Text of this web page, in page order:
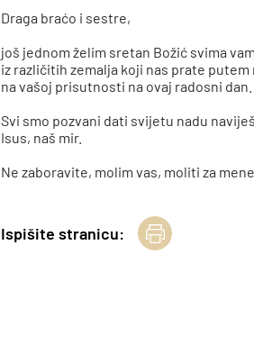
Draga braćo i sestre,
još jednom želim sretan Božić svima
iz različitih zemalja koji nas prate
na vašoj prisutnosti na ovaj radosni dan.
Svi smo pozvani dati svijetu nadu
Isus, naš mir.
Ne zaboravite, molim vas, moliti za
Ispišite stranicu: